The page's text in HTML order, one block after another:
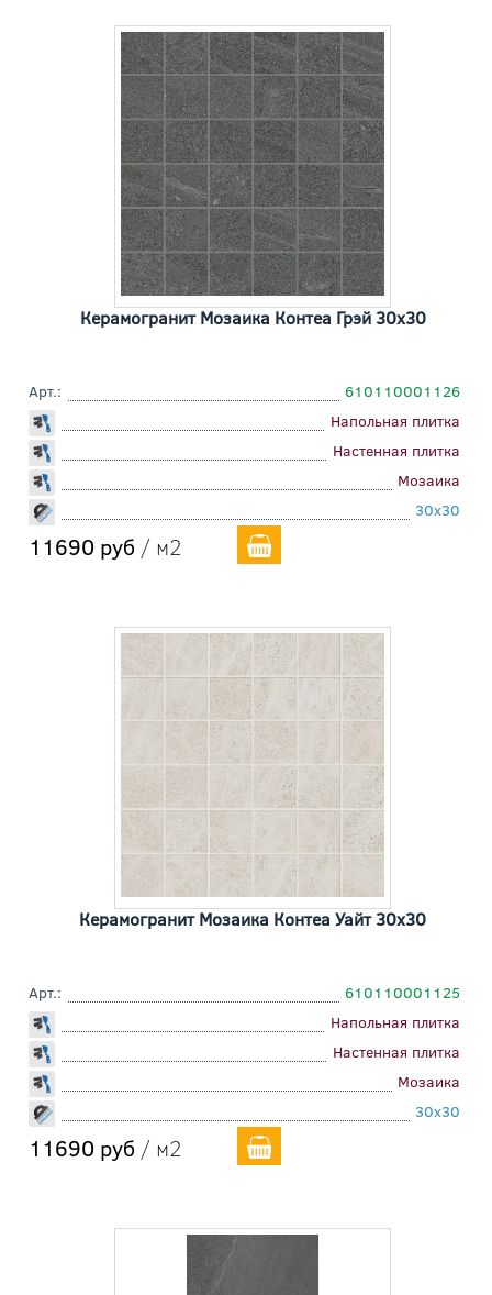
Керамогранит Мозаика Контеа Грэй 30x30
Арт.:
610110001126
Напольная плитка
Настенная плитка
Мозаика
30x30
11690 руб / м2
Керамогранит Мозаика Контеа Уайт 30x30
Арт.:
610110001125
Напольная плитка
Настенная плитка
Мозаика
30x30
11690 руб / м2